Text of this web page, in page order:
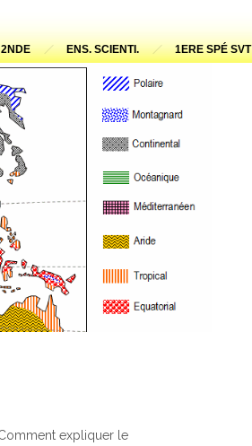
2NDE ENS. SCIENTI. 1ERE SPÉ SVT
expliquer le